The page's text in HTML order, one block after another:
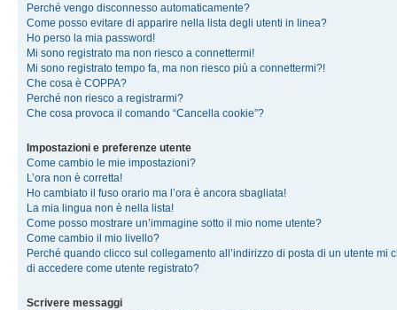
Perché vengo disconnesso automaticamente?
Come posso evitare di apparire nella lista degli utenti in linea?
Ho perso la mia password!
Mi sono registrato ma non riesco a connettermi!
Mi sono registrato tempo fa, ma non riesco più a connettermi?!
Che cosa è COPPA?
Perché non riesco a registrarmi?
Che cosa provoca il comando “Cancella cookie”?
Impostazioni e preferenze utente
Come cambio le mie impostazioni?
L’ora non è corretta!
Ho cambiato il fuso orario ma l’ora è ancora sbagliata!
La mia lingua non è nella lista!
Come posso mostrare un’immagine sotto il mio nome utente?
Come cambio il mio livello?
Perché quando clicco sul collegamento all’indirizzo di posta di un utente mi
di accedere come utente registrato?
Scrivere messaggi